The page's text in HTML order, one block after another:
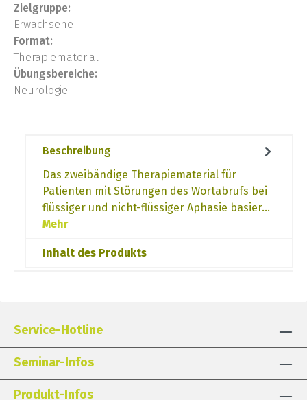
Zielgruppe:
Erwachsene
Format:
Therapiematerial
Übungsbereiche:
Neurologie
Beschreibung
Das zweibändige Therapiematerial für
Patienten mit Störungen des Wortabrufs bei
flüssiger und nicht-flüssiger Aphasie basier…
Mehr
Inhalt des Produkts
Service-Hotline
Seminar-Infos
Produkt-Infos